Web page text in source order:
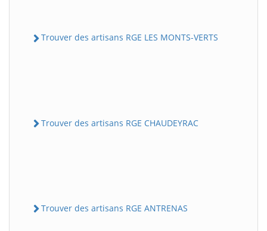
Trouver des artisans RGE LES MONTS-VERTS
Trouver des artisans RGE CHAUDEYRAC
Trouver des artisans RGE ANTRENAS